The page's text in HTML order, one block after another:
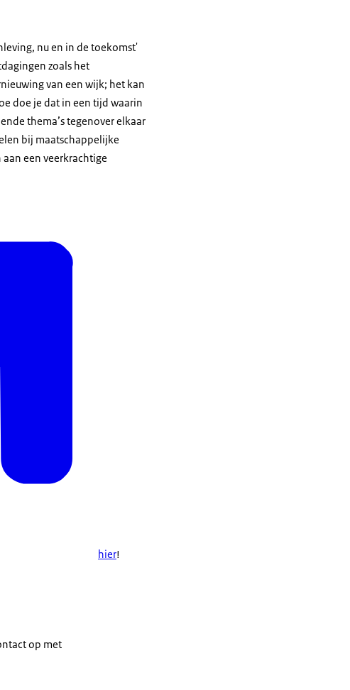
nu en in de toekomst'
zoals het
van een wijk; het kan
doe je dat in een tijd waarin
thema’s tegenover elkaar
bij maatschappelijke
een veerkrachtige
hier!
op met